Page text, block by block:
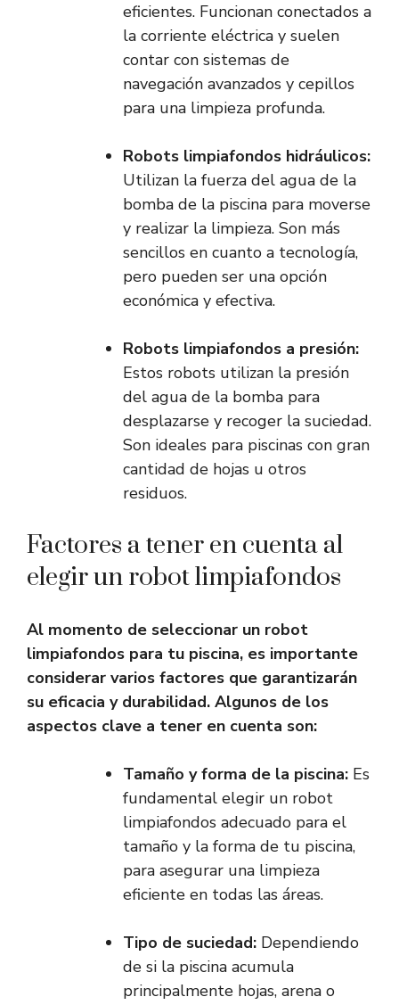
eficientes. Funcionan conectados a
la corriente eléctrica y suelen
contar con sistemas de
navegación avanzados y cepillos
para una limpieza profunda.
Robots limpiafondos hidráulicos:
Utilizan la fuerza del agua de la
bomba de la piscina para moverse
y realizar la limpieza. Son más
sencillos en cuanto a tecnología,
pero pueden ser una opción
económica y efectiva.
Robots limpiafondos a presión:
Estos robots utilizan la presión
del agua de la bomba para
desplazarse y recoger la suciedad.
Son ideales para piscinas con gran
cantidad de hojas u otros
residuos.
Factores a tener en cuenta al
elegir un robot limpiafondos
Al momento de seleccionar un robot
limpiafondos para tu piscina, es importante
considerar varios factores que garantizarán
su eficacia y durabilidad. Algunos de los
aspectos clave a tener en cuenta son:
Tamaño y forma de la piscina: Es
fundamental elegir un robot
limpiafondos adecuado para el
tamaño y la forma de tu piscina,
para asegurar una limpieza
eficiente en todas las áreas.
Tipo de suciedad: Dependiendo
de si la piscina acumula
principalmente hojas, arena o